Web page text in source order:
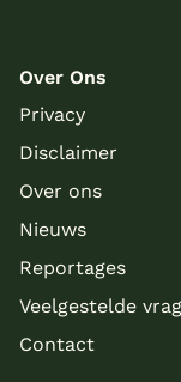
Over Ons
Privacy
Disclaimer
Over ons
Nieuws
Reportages
Veelgestelde
Contact